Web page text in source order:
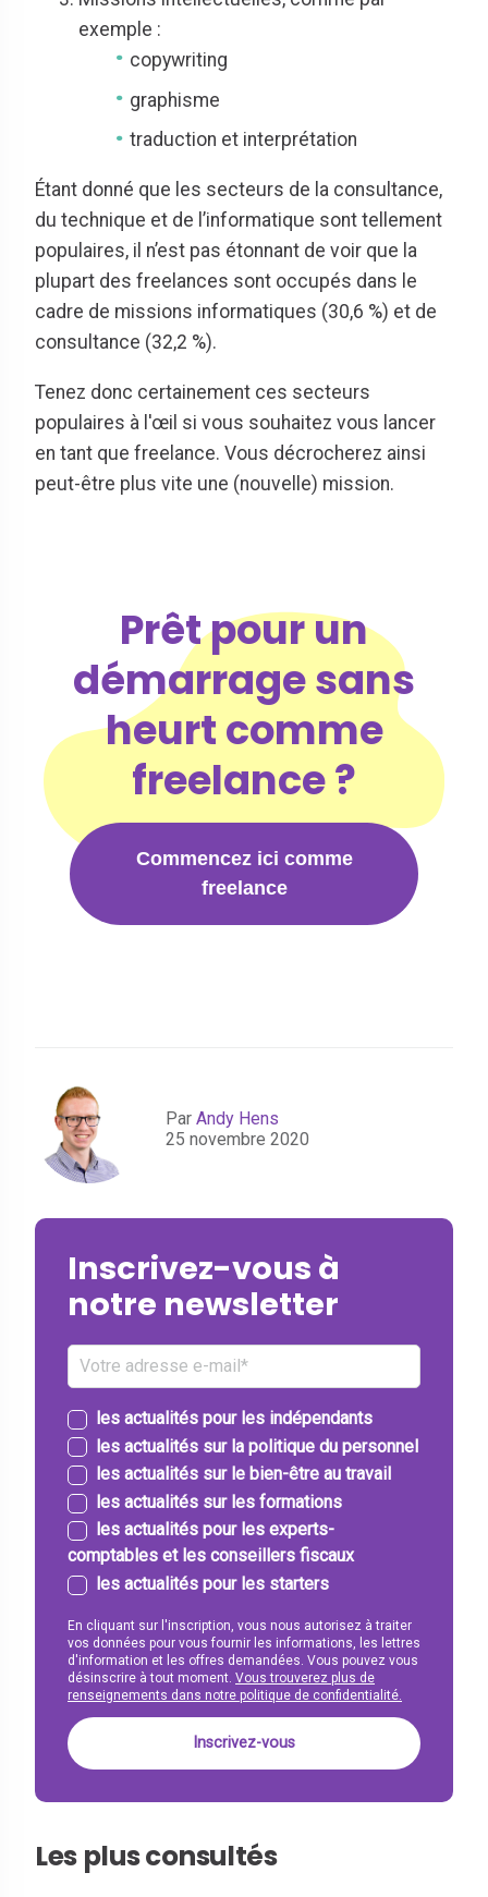
exemple :
copywriting
graphisme
traduction et interprétation
Étant donné que les secteurs de la consultance,
du technique et de l’informatique sont tellement
populaires, il n’est pas étonnant de voir que la
plupart des freelances sont occupés dans le
cadre de missions informatiques (30,6 %) et de
consultance (32,2 %).
Tenez donc certainement ces secteurs
populaires à l'œil si vous souhaitez vous lancer
en tant que freelance. Vous décrocherez ainsi
peut-être plus vite une (nouvelle) mission.
Prêt pour un
démarrage sans
heurt comme
freelance ?
Commencez ici comme
freelance
Par Andy Hens
25 novembre 2020
Inscrivez-vous à
notre newsletter
les actualités pour les indépendants
les actualités sur la politique du personnel
les actualités sur le bien-être au travail
les actualités sur les formations
les actualités pour les experts-
comptables et les conseillers fiscaux
les actualités pour les starters
En cliquant sur l'inscription, vous nous autorisez à traiter
vos données pour vous fournir les informations, les lettres
d'information et les offres demandées. Vous pouvez vous
désinscrire à tout moment. Vous trouverez plus de
renseignements dans notre politique de confidentialité.
Les plus consultés